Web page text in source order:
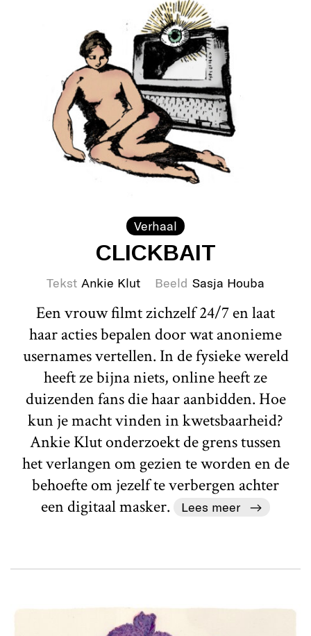
Verhaal
CLICKBAIT
Tekst Ankie Klut Beeld Sasja Houba
Een vrouw filmt zichzelf 24/7 en laat
haar acties bepalen door wat anonieme
usernames vertellen. In de fysieke wereld
heeft ze bijna niets, online heeft ze
duizenden fans die haar aanbidden. Hoe
kun je macht vinden in kwetsbaarheid?
Ankie Klut onderzoekt de grens tussen
het verlangen om gezien te worden en de
behoefte om jezelf te verbergen achter
een digitaal masker.
Lees meer